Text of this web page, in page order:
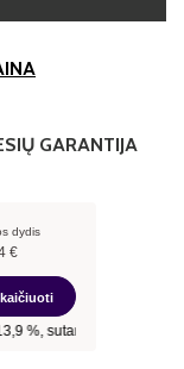
GARANTIJA